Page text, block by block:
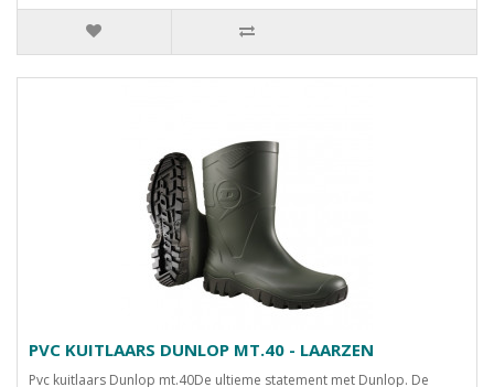
PVC KUITLAARS DUNLOP MT.40 - LAARZEN
Pvc kuitlaars Dunlop mt.40De ultieme statement met Dunlop. De